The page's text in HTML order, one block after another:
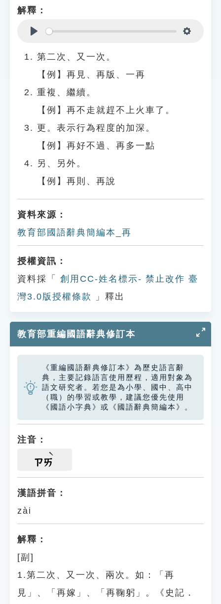
解釋：
第二次、又一次。
【例】再見、再版、一再
重複、繼續。
【例】再不走就趕不上火車了。
更。表示行為程度的加深。
【例】再好不過、再多一點
另、另外。
【例】再則、再說
資料來源：
教育部國語辭典簡編本_再
授權資訊：
資料採「
創用CC-姓名標示- 禁止改作 臺
灣3.0版授權條款
」釋出
教育部重編國語辭典修訂本
《重編國語辭典修訂本》為歷史語言辭
典，主要記錄語言使用歷程，適用對象為
語文研究者。若您是為小學、國中、高中
（職）的學習或教學，建議您優先使用
《國語小字典》或《國語辭典簡編本》。
注音：
ㄗㄞ
漢語拼音：
zài
解釋：
[副]
1.第二次、又一次、兩次。如：「再
見」、「再嫁」、「再鞠躬」。《史記．